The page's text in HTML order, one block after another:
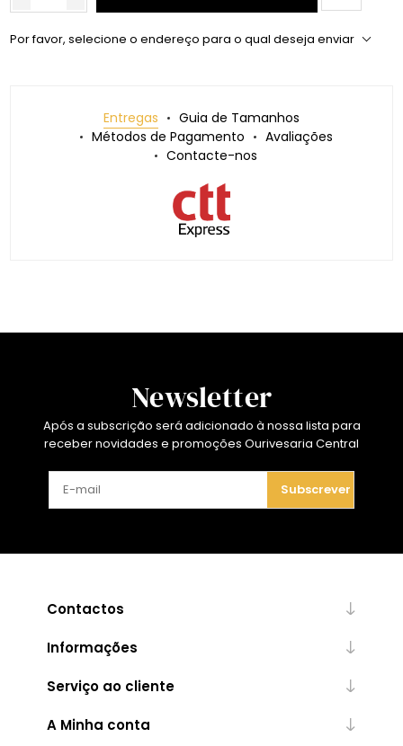
Por favor, selecione o endereço para o qual deseja enviar
Entregas
Guia de Tamanhos
Métodos de Pagamento
Avaliações
Contacte-nos
Newsletter
Após a subscrição será adicionado à nossa lista para
receber novidades e promoções Ourivesaria Central
Subscrever
Contactos
Informações
Serviço ao cliente
A Minha conta